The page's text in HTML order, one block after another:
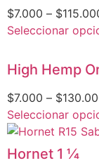
$7.000 – $
Seleccionar
High Hemp
$7.000 – $
Seleccionar
Hornet 1 1⁄4